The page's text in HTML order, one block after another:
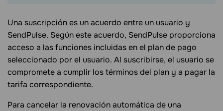
Una suscripción es un acuerdo entre un usuario y
SendPulse. Según este acuerdo, SendPulse proporciona
acceso a las funciones incluidas en el plan de pago
seleccionado por el usuario. Al suscribirse, el usuario se
compromete a cumplir los términos del plan y a pagar la
tarifa correspondiente.
Para cancelar la renovación automática de una